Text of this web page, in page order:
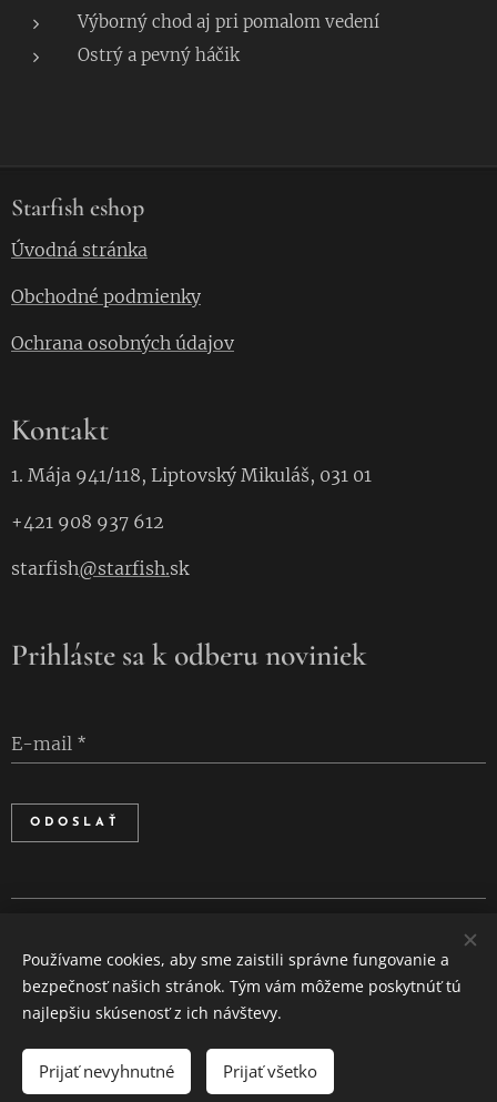
DO KOŠÍKA
Výborný chod aj pri pomalom vedení
Ostrý a pevný háčik
Starfish eshop
Úvodná stránka
Obchodné podmienky
Ochrana osobných údajov
Kontakt
1. Mája 941/118, Liptovský Mikuláš, 031 01
+421 908 937 612
starfish@starfish.sk
Prihláste sa k odberu noviniek
E-mail
ODOSLAŤ
Jazyky
Slovenčina
Používame cookies, aby sme zaistili správne fungovanie a
bezpečnosť našich stránok. Tým vám môžeme poskytnúť tú
najlepšiu skúsenosť z ich návštevy.
Prijať nevyhnutné Prijať všetko